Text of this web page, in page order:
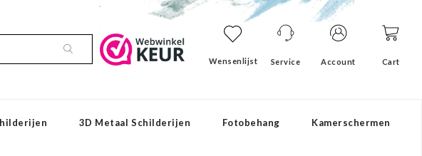
Wensenlijst Service Account Cart
3D Metaal Schilderijen Fotobehang Kamerschermen